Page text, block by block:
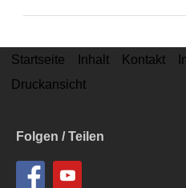
Startseite Inhalt Kontakt
Druckansicht
Folgen / Teilen